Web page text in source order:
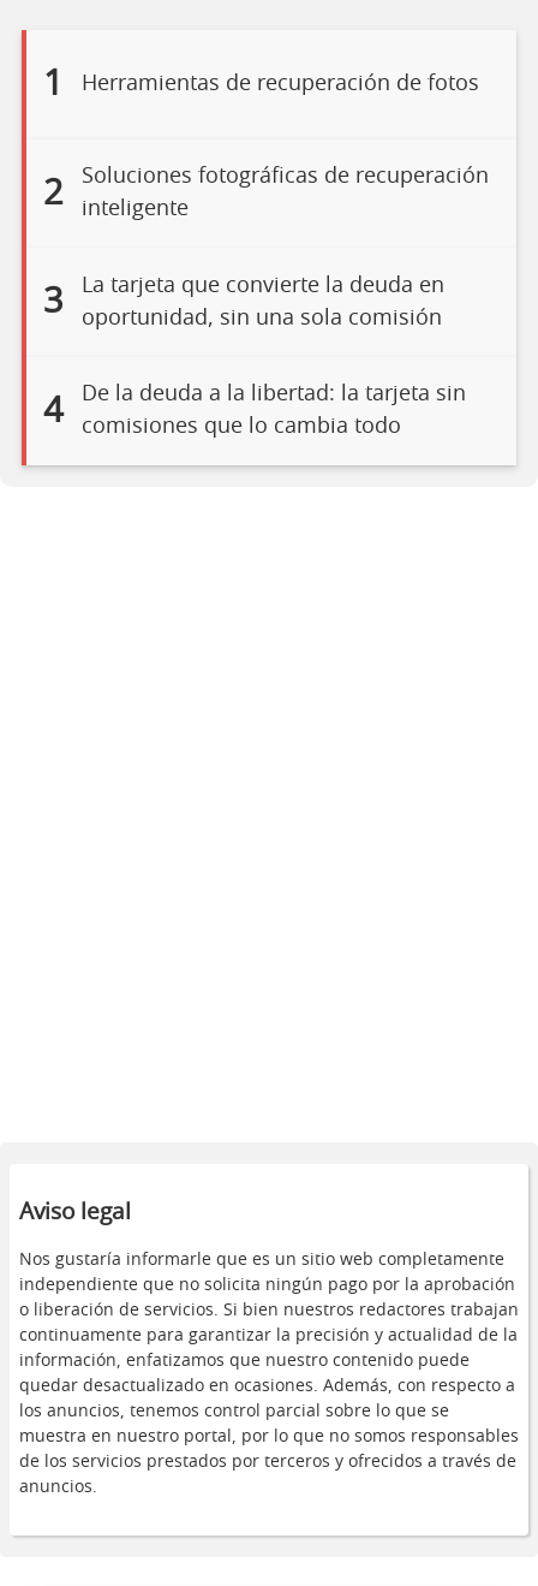
1 Herramientas de recuperación de fotos
2
Soluciones fotográficas de recuperación
inteligente
3
La tarjeta que convierte la deuda en
oportunidad, sin una sola comisión
4
De la deuda a la libertad: la tarjeta sin
comisiones que lo cambia todo
Aviso legal
Nos gustaría informarle que es un sitio web completamente
independiente que no solicita ningún pago por la aprobación
o liberación de servicios. Si bien nuestros redactores trabajan
continuamente para garantizar la precisión y actualidad de la
información, enfatizamos que nuestro contenido puede
quedar desactualizado en ocasiones. Además, con respecto a
los anuncios, tenemos control parcial sobre lo que se
muestra en nuestro portal, por lo que no somos responsables
de los servicios prestados por terceros y ofrecidos a través de
anuncios.